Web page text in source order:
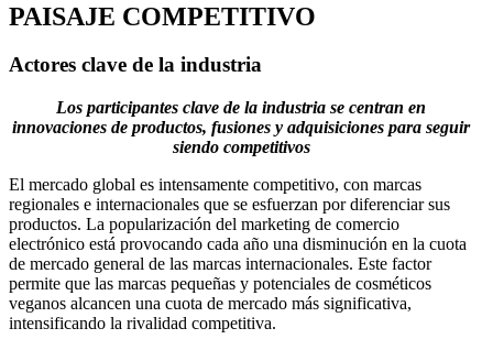
PAISAJE COMPETITIVO
Actores clave de la industria
Los participantes clave de la industria se centran en
innovaciones de productos, fusiones y adquisiciones para seguir
siendo competitivos
El mercado global es intensamente competitivo, con marcas
regionales e internacionales que se esfuerzan por diferenciar sus
productos. La popularización del marketing de comercio
electrónico está provocando cada año una disminución en la cuota
de mercado general de las marcas internacionales. Este factor
permite que las marcas pequeñas y potenciales de cosméticos
veganos alcancen una cuota de mercado más significativa,
intensificando la rivalidad competitiva.